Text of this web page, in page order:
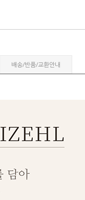
배송/반품/교환안내